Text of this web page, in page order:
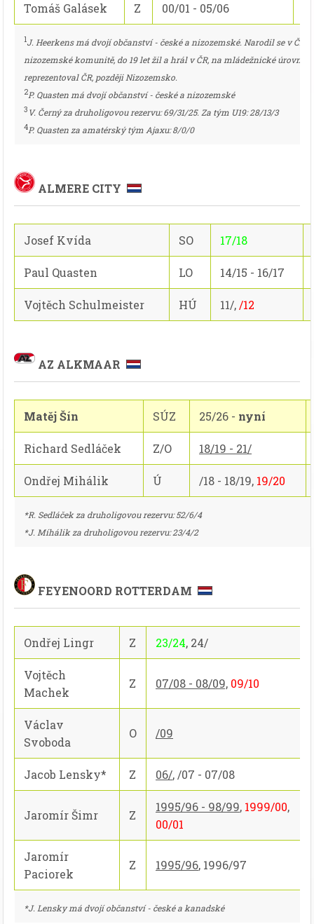
Tomáš Galásek Z 00/01 - 05/06
1J. Heerkens má dvojí občanství - české a nizozemské. Narodil se v ČR v
nizozemské komunitě, do 19 let žil a hrál v ČR, na mládežnické úrovni
reprezentoval ČR, později Nizozemsko.
2P. Quasten má dvojí občanství - české a nizozemské
3 V. Černý za druholigovou rezervu: 69/31/25. Za tým U19: 28/13/3
4P. Quasten za amatérský tým Ajaxu: 8/0/0
ALMERE CITY
Josef Kvída SO 17/18
Paul Quasten LO 14/15 - 16/17
Vojtěch Schulmeister HÚ 11/,/12
AZ ALKMAAR
Matěj Šín SÚZ 25/26 - nyní
Richard Sedláček Z/O 18/19 - 21/
Ondřej Mihálik Ú /18 - 18/19, 19/20
*R. Sedláček za druholigovou rezervu: 52/6/4
*J. Míhálik za druholigovou rezervu: 23/4/2
FEYENOORD ROTTERDAM
Ondřej Lingr Z 23/24, 24/
Vojtěch
Machek
Z 07/08 - 08/09, 09/10
Václav
Svoboda
O /09
Jacob Lensky* Z 06/, /07 - 07/08
Jaromír Šimr Z
1995/96 - 98/99, 1999/00,
00/01
Jaromír
Paciorek
Z 1995/96, 1996/97
*J. Lensky má dvojí občanství - české a kanadské